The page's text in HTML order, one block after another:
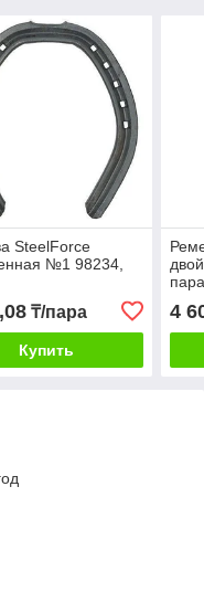
SteelForce
№1 98234,
₸/пара
Купить
4